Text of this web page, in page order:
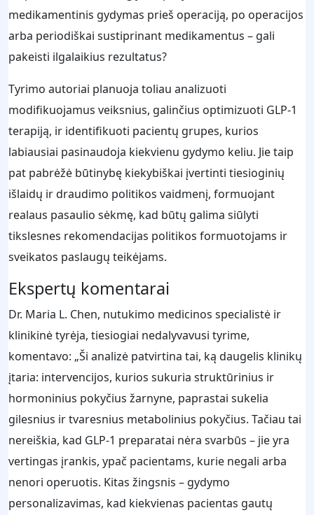
medikamentinis gydymas prieš operaciją, po operacijos
arba periodiškai sustiprinant medikamentus – gali
pakeisti ilgalaikius rezultatus?
Tyrimo autoriai planuoja toliau analizuoti
modifikuojamus veiksnius, galinčius optimizuoti GLP‑1
terapiją, ir identifikuoti pacientų grupes, kurios
labiausiai pasinaudoja kiekvienu gydymo keliu. Jie taip
pat pabrėžė būtinybę kiekybiškai įvertinti tiesioginių
išlaidų ir draudimo politikos vaidmenį, formuojant
realaus pasaulio sėkmę, kad būtų galima siūlyti
tikslesnes rekomendacijas politikos formuotojams ir
sveikatos paslaugų teikėjams.
Ekspertų komentarai
Dr. Maria L. Chen, nutukimo medicinos specialistė ir
klinikinė tyrėja, tiesiogiai nedalyvavusi tyrime,
komentavo: „Ši analizė patvirtina tai, ką daugelis klinikų
įtaria: intervencijos, kurios sukuria struktūrinius ir
hormoninius pokyčius žarnyne, paprastai sukelia
gilesnius ir tvaresnius metabolinius pokyčius. Tačiau tai
nereiškia, kad GLP‑1 preparatai nėra svarbūs – jie yra
vertingas įrankis, ypač pacientams, kurie negali arba
nenori operuotis. Kitas žingsnis – gydymo
personalizavimas, kad kiekvienas pacientas gautų